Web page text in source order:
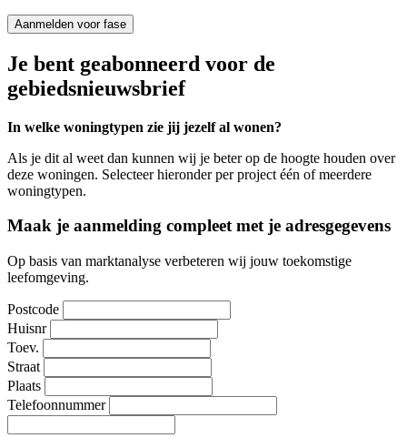
Aanmelden voor fase
Je bent geabonneerd voor de
gebiedsnieuwsbrief
In welke woningtypen zie jij jezelf al wonen?
Als je dit al weet dan kunnen wij je beter op de hoogte houden over
deze woningen. Selecteer hieronder per project één of meerdere
woningtypen.
Maak je aanmelding compleet met je adresgegevens
Op basis van marktanalyse verbeteren wij jouw toekomstige
leefomgeving.
Postcode
Huisnr
Toev.
Straat
Plaats
Telefoonnummer